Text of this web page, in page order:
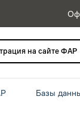
на сайте ФАР
Базы